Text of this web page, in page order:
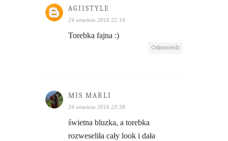
AGIISTYLE
24 września 2016 22:16
Torebka fajna :)
Odpowiedz
MIS MARLI
24 września 2016 23:38
świetna bluzka, a torebka
rozweseliła cały look i dała